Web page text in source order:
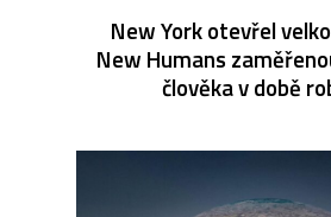
New York otevřel
New Humans
člověka v době